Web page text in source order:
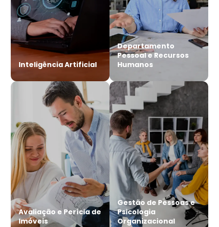
Inteligência Artificial
Departamento
Pessoal e Recursos
Humanos
Avaliação e Perícia de
Imóveis
Gestão de Pessoas e
Psicologia
Organizacional